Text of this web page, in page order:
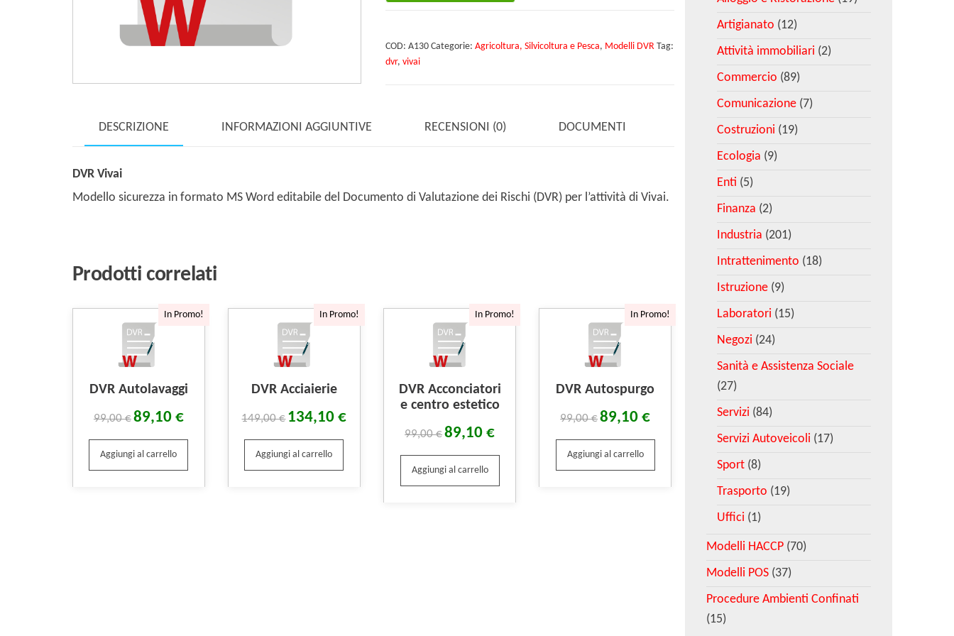
COD: A130 Categorie: Agricoltura, Silvicoltura e Pesca, Modelli DVR Tag:
dvr, vivai
DESCRIZIONE INFORMAZIONI AGGIUNTIVE RECENSIONI (0) DOCUMENTI
DVR Vivai
Modello sicurezza in formato MS Word editabile del Documento di Valutazione dei Rischi (DVR) per l’attività di Vivai.
Prodotti correlati
In Promo!
DVR Autolavaggi
99,00€89,10 €
Aggiungi al carrello
In Promo!
DVR Acciaierie
149,00€ 134,10€
Aggiungi al carrello
In Promo!
DVR Acconciatori
e centro estetico
99,00€89,10€
Aggiungi al carrello
In Promo!
DVR Autospurgo
99,00€89,10€
Aggiungi al carrello
Artigianato (12)
Attività immobiliari (2)
Commercio (89)
Comunicazione (7)
Costruzioni (19)
Ecologia (9)
Enti (5)
Finanza (2)
Industria (201)
Intrattenimento (18)
Istruzione (9)
Laboratori (15)
Negozi (24)
Sanità e Assistenza Sociale
(27)
Servizi (84)
Servizi Autoveicoli (17)
Sport (8)
Trasporto (19)
Uffici (1)
Modelli HACCP (70)
Modelli POS (37)
Procedure Ambienti Confinati
(15)